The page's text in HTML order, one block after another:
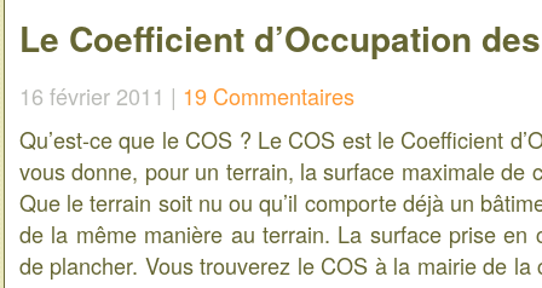
Le Coefficient d’Occupation
16 février 2011 | 19 Commentaires
Qu’est-ce que le COS ? Le COS est le Coefficient
vous donne, pour un terrain, la surface maximale de
Que le terrain soit nu ou qu’il comporte déjà un
de la même manière au terrain. La surface prise en
de plancher. Vous trouverez le COS à la mairie de la